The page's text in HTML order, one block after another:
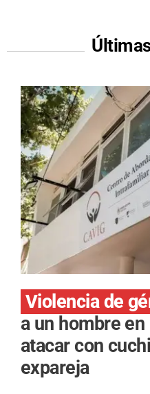
Violencia de
a un hombre
atacar con
expareja